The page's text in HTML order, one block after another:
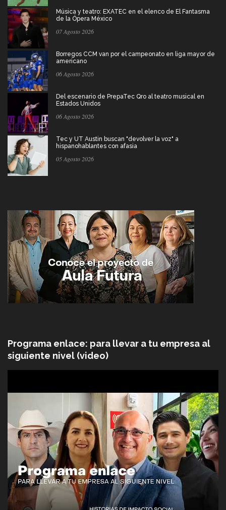
Música y teatro: EXATEC en el elenco de El Fantasma
de la Ópera México
07 Agosto 2026
Borregos CCM van por el campeonato en liga mayor de
americano
06 Agosto 2026
Del escenario de PrepaTec Qro al teatro musical en
Estados Unidos
06 Agosto 2026
Tec y UT Austin buscan "devolver la voz" a
hispanohablantes con afasia
05 Agosto 2026
Programa enlace: para llevar a tu empresa al
siguiente nivel (video)